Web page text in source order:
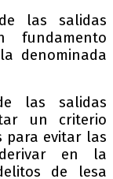
las salidas
fundamento
denominada
las salidas
un criterio
para evitar las
en la
de lesa